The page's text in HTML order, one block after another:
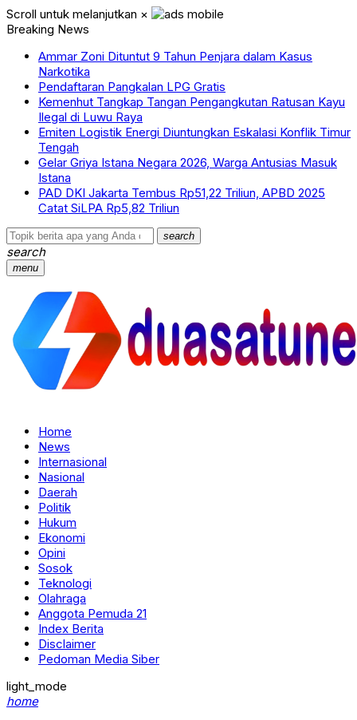
Scroll untuk melanjutkan ×
Breaking News
Ammar Zoni Dituntut 9 Tahun Penjara dalam Kasus
Narkotika
Pendaftaran Pangkalan LPG Gratis
Kemenhut Tangkap Tangan Pengangkutan Ratusan Kayu
Ilegal di Luwu Raya
Emiten Logistik Energi Diuntungkan Eskalasi Konflik Timur
Tengah
Gelar Griya Istana Negara 2026, Warga Antusias Masuk
Istana
PAD DKI Jakarta Tembus Rp51,22 Triliun, APBD 2025
Catat SiLPA Rp5,82 Triliun
search
search
menu
Home
News
Internasional
Nasional
Daerah
Politik
Hukum
Ekonomi
Opini
Sosok
Teknologi
Olahraga
Anggota Pemuda 21
Index Berita
Disclaimer
Pedoman Media Siber
light_mode
home